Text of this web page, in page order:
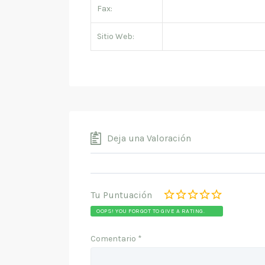
Fax:
Sitio Web:
Deja una Valoración
Tu Puntuación
OOPS! YOU FORGOT TO GIVE A RATING.
Comentario *